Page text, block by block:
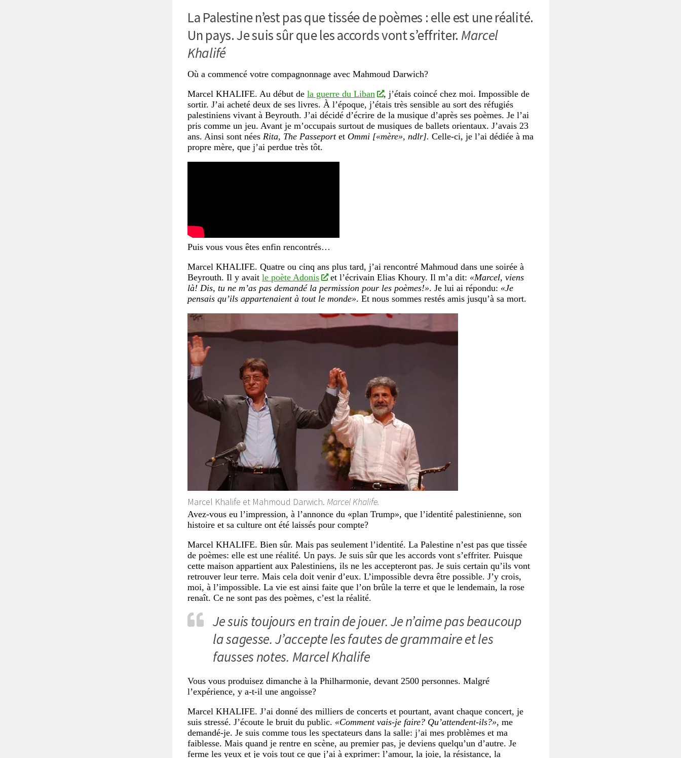
La Palestine n’est pas que tissée de poèmes : elle est une réalité.
Un pays. Je suis sûr que les accords vont s’effriter. Marcel
Khalifé
Où a commencé votre compagnonnage avec Mahmoud Darwich?
Marcel KHALIFE. Au début de la guerre du Liban
, j’étais coincé chez moi. Impossible de
sortir. J’ai acheté deux de ses livres. À l’époque, j’étais très sensible au sort des réfugiés
palestiniens vivant à Beyrouth. J’ai décidé d’écrire de la musique d’après ses poèmes. Je l’ai
pris comme un jeu. Avant je m’occupais surtout de musiques de ballets orientaux. J’avais 23
ans. Ainsi sont nées Rita, The Passeportet Ommi [«mère», ndlr]. Celle-ci, je l’ai dédiée à ma
propre mère, que j’ai perdue très tôt.
Puis vous vous êtes enfin rencontrés…
Marcel KHALIFE. Quatre ou cinq ans plus tard, j’ai rencontré Mahmoud dans une soirée à
Beyrouth. Il y avait le poète Adonis et l’écrivain Elias Khoury. Il m’a dit: «Marcel, viens
là! Dis, tu ne m’as pas demandé la permission pour les poèmes!». Je lui ai répondu: «Je
pensais qu’ils appartenaient à tout le monde». Et nous sommes restés amis jusqu’à sa mort.
Marcel Khalife et Mahmoud Darwich. Marcel Khalife.
Avez-vous eu l’impression, à l’annonce du «plan Trump», que l’identité palestinienne, son
histoire et sa culture ont été laissés pour compte?
Marcel KHALIFE. Bien sûr. Mais pas seulement l’identité. La Palestine n’est pas que tissée
de poèmes: elle est une réalité. Un pays. Je suis sûr que les accords vont s’effriter. Puisque
cette maison appartient aux Palestiniens, ils ne les accepteront pas. Je suis certain qu’ils vont
retrouver leur terre. Mais cela doit venir d’eux. L’impossible devra être possible. J’y crois,
moi, à l’impossible. La vie est ainsi faite que l’on brûle la terre et que le lendemain, la rose
renaît. Ce ne sont pas des poèmes, c’est la réalité.
Je suis toujours en train de jouer. Je n’aime pas beaucoup
la sagesse. J’accepte les fautes de grammaire et les
fausses notes. Marcel Khalife
Vous vous produisez dimanche à la Philharmonie, devant 2500 personnes. Malgré
l’expérience, y a-t-il une angoisse?
Marcel KHALIFE. J’ai donné des milliers de concerts et pourtant, avant chaque concert, je
suis stressé. J’écoute le bruit du public. «Comment vais-je faire? Qu’attendent-ils?», me
demandé-je. Je suis comme tous les spectateurs dans la salle: j’ai mes problèmes et ma
faiblesse. Mais quand je rentre en scène, au premier pas, je deviens quelqu’un d’autre. Je
ferme les yeux et je vois tout ce que j’ai à exprimer: l’amour, la joie, la résistance, la